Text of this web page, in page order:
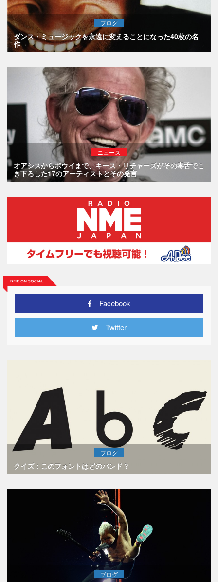
ブログ
ダンス・ミュージックを永遠に変えることになった40枚の名
作
ニュース
オアシスからボウイまで、キース・リチャーズがその毒舌でこ
き下ろした17のアーティストとその発言
Facebook
Twitter
ブログ
クイズ：このフォントはどのバンド？
ブログ